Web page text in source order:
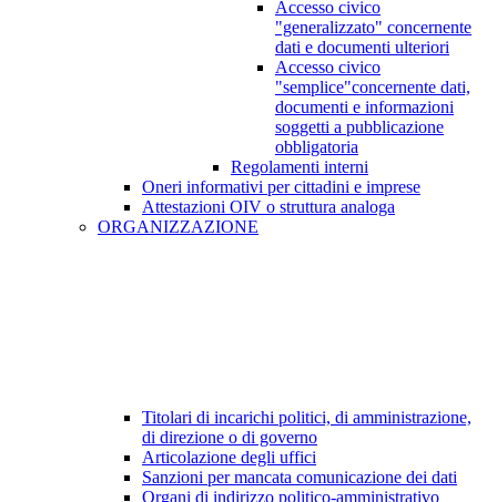
Accesso civico
"generalizzato" concernente
dati e documenti ulteriori
Accesso civico
"semplice"concernente dati,
documenti e informazioni
soggetti a pubblicazione
obbligatoria
Regolamenti interni
Oneri informativi per cittadini e imprese
Attestazioni OIV o struttura analoga
ORGANIZZAZIONE
Titolari di incarichi politici, di amministrazione,
di direzione o di governo
Articolazione degli uffici
Sanzioni per mancata comunicazione dei dati
Organi di indirizzo politico-amministrativo